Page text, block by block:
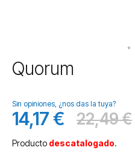
Saltar
al
de
la
galería
imágenes
Quorum
Sin opiniones, ¿nos das la tuya?
Precio
especial
14,17 € Antes
22,49 €
Producto descatalogado.